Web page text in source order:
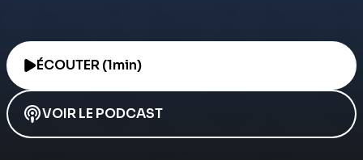
ÉCOUTER (1min)
VOIR LE PODCAST